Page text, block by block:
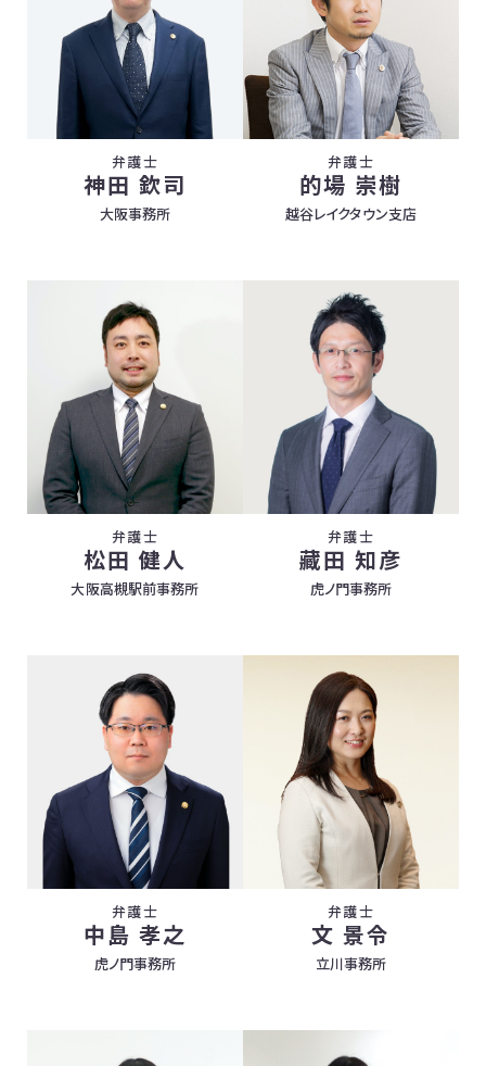
弁護士
神田 欽司
大阪事務所
弁護士
的場 崇樹
越谷レイクタウン支店
弁護士
松田 健人
大阪高槻駅前事務所
弁護士
藏田 知彦
虎ノ門事務所
弁護士
中島 孝之
虎ノ門事務所
弁護士
文 景令
立川事務所